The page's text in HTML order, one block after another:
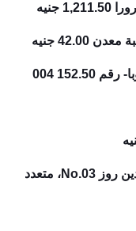
1,211.50 جنيه
42.00 جنيه
004
152.50
- علبة مظلل عيون مبلل وجاف من جولدين روز No.03، متعدد